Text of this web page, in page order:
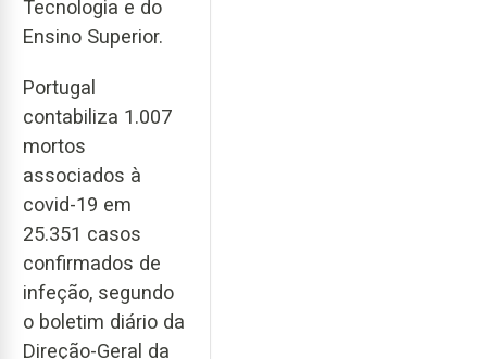
Tecnologia e do
Ensino Superior.
Portugal
contabiliza 1.007
mortos
associados à
covid-19 em
25.351 casos
confirmados de
infeção, segundo
o boletim diário da
Direção-Geral da